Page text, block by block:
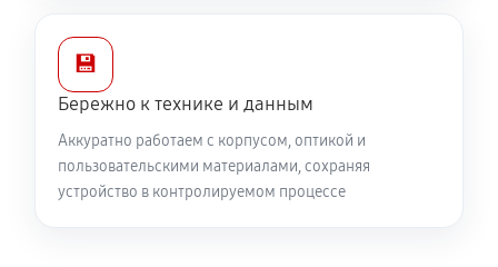
💾
Бережно к технике и данным
Аккуратно работаем с корпусом, оптикой и
пользовательскими материалами, сохраняя
устройство в контролируемом процессе